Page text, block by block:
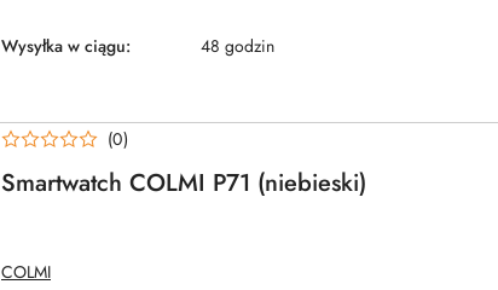
Wysyłka w ciągu: 48 godzin
Smartwatch COLMI P71 (niebieski)
(0)
NAZWA
PRODUCENTA:
COLMI